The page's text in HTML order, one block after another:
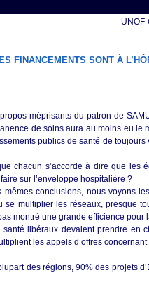
FINANCEMENTS SONT À
méprisants du patron de
de soins aura au moins eu le
publics de santé de
chacun s’accorde à dire que les
sur l’enveloppe hospitalière ?
conclusions, nous voyons
multiplier les réseaux, presque
montré une grande efficience pour
libéraux devaient prendre en
les appels d’offres
des régions, 90% des projets